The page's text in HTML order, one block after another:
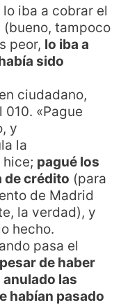
iba a cobrar el
tampoco
peor, lo iba a
sido
ciudadano,
«Pague
y
la
hice; pagué los
de crédito (para
de Madrid
la verdad), y
hecho.
pasa el
de haber
anulado las
habían pasado